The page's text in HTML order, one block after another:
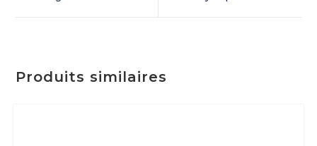
Produits similaires